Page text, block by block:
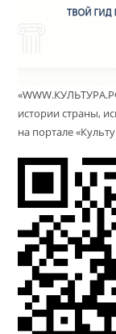
истории страны,
на портале